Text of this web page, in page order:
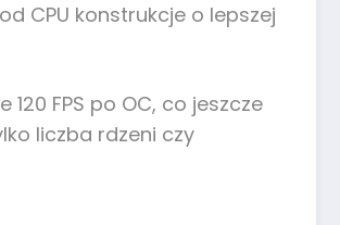
CPU konstrukcje o lepszej
FPS po OC, co jeszcze
liczba rdzeni czy